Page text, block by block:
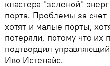
кластера "зеленой"
порта. Проблемы за счет
хотят и малые порты,
потеряли, потому что их
подтвердил
Иво Истенайс.